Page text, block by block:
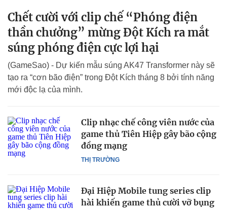
Chết cười với clip chế “Phóng điện
thần chưởng” mừng Đột Kích ra mắt
súng phóng điện cực lợi hại
(GameSao) - Dự kiến mẫu súng AK47 Transformer này sẽ
tạo ra “cơn bão điện” trong Đột Kích tháng 8 bởi tính năng
mới độc lạ của mình.
THỊ TRƯỜNG
Clip nhạc chế công viên nước của
game thủ Tiên Hiệp gây bão cộng
đồng mạng
Đại Hiệp Mobile tung series clip
hài khiến game thủ cười vỡ bụng